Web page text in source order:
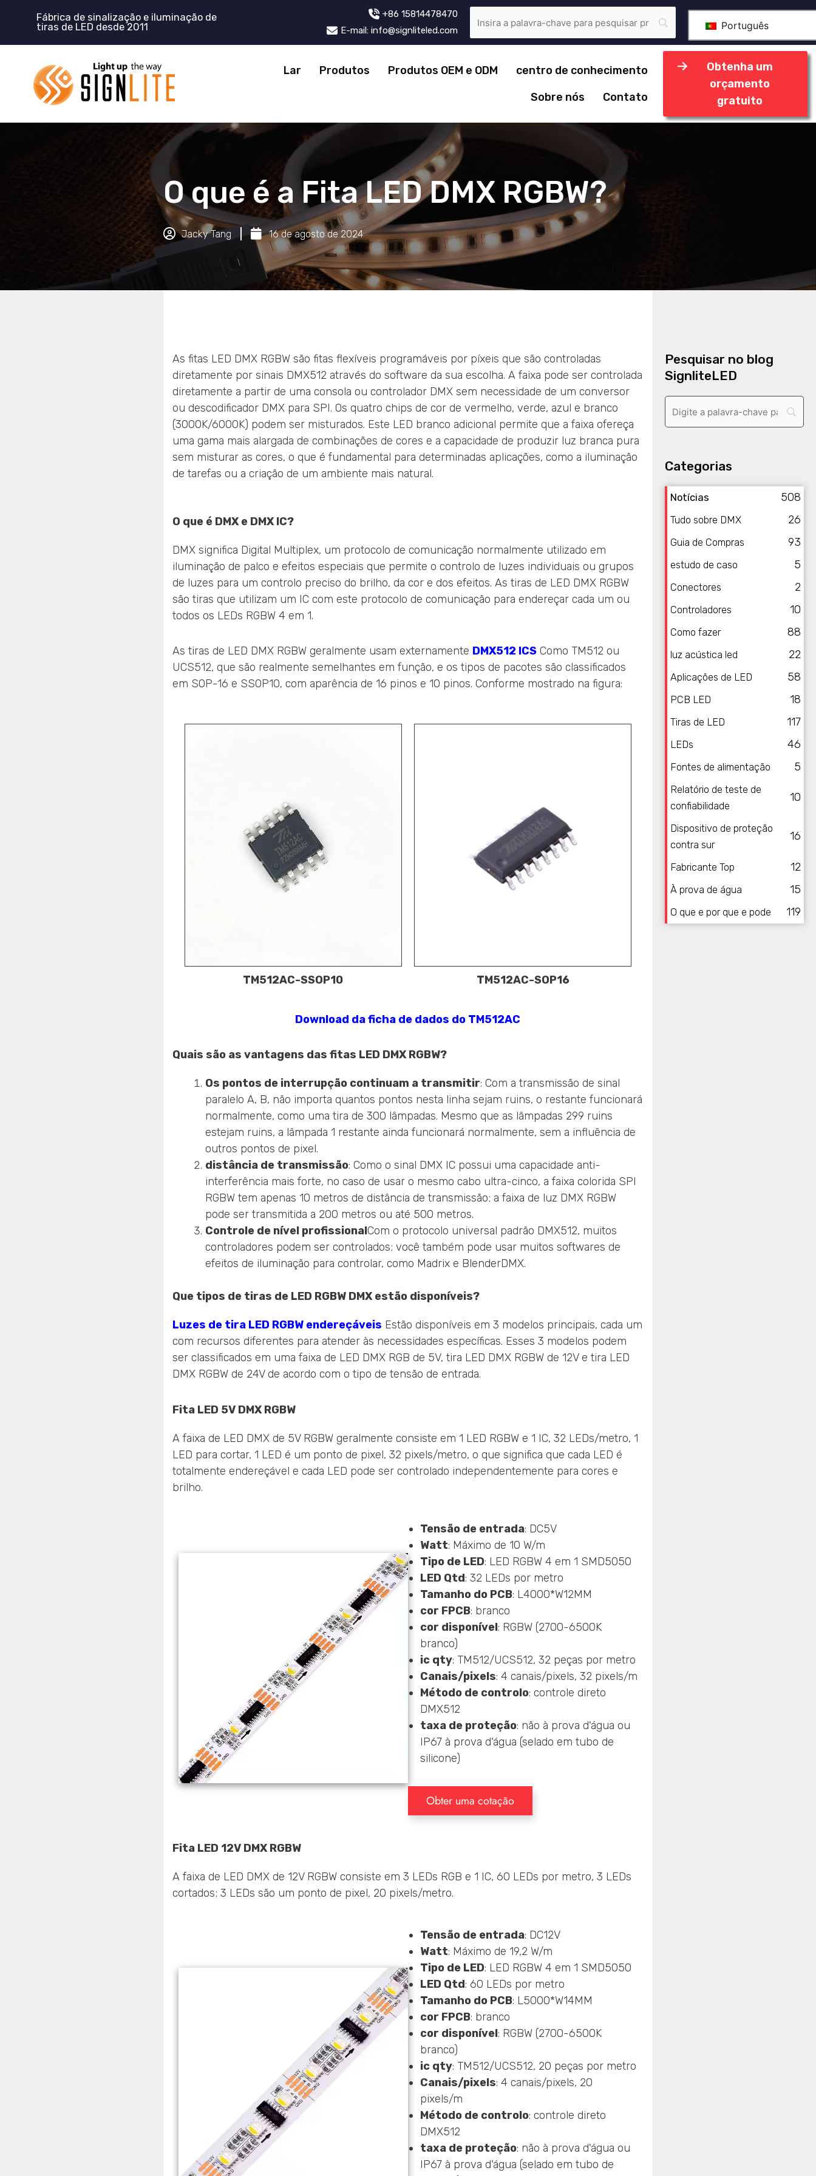
Fábrica de sinalização e iluminação de
tiras de LED desde 2011
+86 15814478470
E-mail: info@signliteled.com
Português
Lar Produtos Produtos OEM e ODM
centro de conhecimento
Sobre nós
Contato
Obtenha um
orçamento
gratuito
O que é a Fita LED DMX RGBW?
Jacky Tang 16 de agosto de 2024
As fitas LED DMX RGBW são fitas flexíveis programáveis por píxeis que são controladas
diretamente por sinais DMX512 através do software da sua escolha. A faixa pode ser controlada
diretamente a partir de uma consola ou controlador DMX sem necessidade de um conversor
ou descodificador DMX para SPI. Os quatro chips de cor de vermelho, verde, azul e branco
(3000K/6000K) podem ser misturados. Este LED branco adicional permite que a faixa ofereça
uma gama mais alargada de combinações de cores e a capacidade de produzir luz branca pura
sem misturar as cores, o que é fundamental para determinadas aplicações, como a iluminação
de tarefas ou a criação de um ambiente mais natural.
O que é DMX e DMX IC?
DMX significa Digital Multiplex, um protocolo de comunicação normalmente utilizado em
iluminação de palco e efeitos especiais que permite o controlo de luzes individuais ou grupos
de luzes para um controlo preciso do brilho, da cor e dos efeitos. As tiras de LED DMX RGBW
são tiras que utilizam um IC com este protocolo de comunicação para endereçar cada um ou
todos os LEDs RGBW 4 em 1.
As tiras de LED DMX RGBW geralmente usam externamente DMX512 ICSComo TM512 ou
UCS512, que são realmente semelhantes em função, e os tipos de pacotes são classificados
em SOP-16 e SSOP10, com aparência de 16 pinos e 10 pinos. Conforme mostrado na figura:
TM512AC-SSOP10 TM512AC-SOP16
Download da ficha de dados do TM512AC
Quais são as vantagens das fitas LED DMX RGBW?
Os pontos de interrupção continuam a transmitir: Com a transmissão de sinal
paralelo A, B, não importa quantos pontos nesta linha sejam ruins, o restante funcionará
normalmente, como uma tira de 300 lâmpadas. Mesmo que as lâmpadas 299 ruins
estejam ruins, a lâmpada 1 restante ainda funcionará normalmente, sem a influência de
outros pontos de pixel.
distância de transmissão: Como o sinal DMX IC possui uma capacidade anti-
interferência mais forte, no caso de usar o mesmo cabo ultra-cinco, a faixa colorida SPI
RGBW tem apenas 10 metros de distância de transmissão; a faixa de luz DMX RGBW
pode ser transmitida a 200 metros ou até 500 metros.
Controle de nível profissionalCom o protocolo universal padrão DMX512, muitos
controladores podem ser controlados; você também pode usar muitos softwares de
efeitos de iluminação para controlar, como Madrix e BlenderDMX.
Que tipos de tiras de LED RGBW DMX estão disponíveis?
Luzes de tira LED RGBW endereçáveis Estão disponíveis em 3 modelos principais, cada um
com recursos diferentes para atender às necessidades específicas. Esses 3 modelos podem
ser classificados em uma faixa de LED DMX RGB de 5V, tira LED DMX RGBW de 12V e tira LED
DMX RGBW de 24V de acordo com o tipo de tensão de entrada.
Fita LED 5V DMX RGBW
A faixa de LED DMX de 5V RGBW geralmente consiste em 1 LED RGBW e 1 IC, 32 LEDs/metro, 1
LED para cortar, 1 LED é um ponto de pixel, 32 pixels/metro, o que significa que cada LED é
totalmente endereçável e cada LED pode ser controlado independentemente para cores e
brilho.
Tensão de entrada: DC5V
Watt: Máximo de 10 W/m
Tipo de LED: LED RGBW 4 em 1 SMD5050
LED Qtd: 32 LEDs por metro
Tamanho do PCB: L4000*W12MM
cor FPCB: branco
cor disponível: RGBW (2700-6500K
branco)
ic qty: TM512/UCS512, 32 peças por metro
Canais/pixels: 4 canais/pixels, 32 pixels/m
Método de controlo: controle direto
DMX512
taxa de proteção: não à prova d'água ou
IP67 à prova d'água (selado em tubo de
silicone)
Obter uma cotação
Fita LED 12V DMX RGBW
A faixa de LED DMX de 12V RGBW consiste em 3 LEDs RGB e 1 IC, 60 LEDs por metro, 3 LEDs
cortados; 3 LEDs são um ponto de pixel, 20 pixels/metro.
Tensão de entrada: DC12V
Watt: Máximo de 19,2 W/m
Tipo de LED: LED RGBW 4 em 1 SMD5050
LED Qtd: 60 LEDs por metro
Tamanho do PCB: L5000*W14MM
cor FPCB: branco
cor disponível: RGBW (2700-6500K
branco)
ic qty: TM512/UCS512, 20 peças por metro
Canais/pixels: 4 canais/pixels, 20
pixels/m
Método de controlo: controle direto
DMX512
taxa de proteção: não à prova d'água ou
IP67 à prova d'água (selado em tubo de
Pesquisar no blog
SignliteLED
Categorias
Notícias 508
Tudo sobre DMX 26
Guia de Compras 93
estudo de caso 5
Conectores 2
Controladores 10
Como fazer 88
luz acústica led 22
Aplicações de LED 58
PCB LED 18
Tiras de LED 117
LEDs 46
Fontes de alimentação 5
Relatório de teste de
confiabilidade
10
Dispositivo de proteção
contra sur
16
Fabricante Top 12
À prova de água 15
O que e por que e pode 119